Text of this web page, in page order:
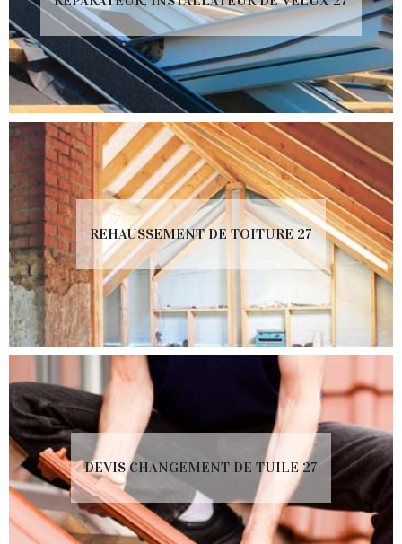
REHAUSSEMENT DE TOITURE 27
DEVIS CHANGEMENT DE TUILE 27